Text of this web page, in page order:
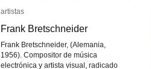
artistas
Frank Bretschneider
Frank Bretschneider, (Alemania,
1956). Compositor de música
electrónica y artista visual, radicado
artistas
Frank Bretschneider